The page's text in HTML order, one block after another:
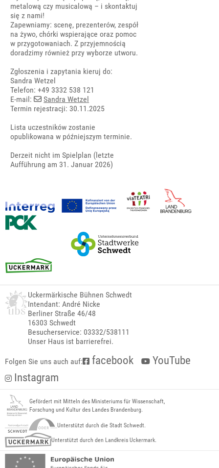
metalową czy musicalową – i skontaktuj
się z nami!
Zapewniamy: scenę, prezenterów, zespół
na żywo, chórki wspierające oraz pomoc
w przygotowaniach. Z przyjemnością
doradzimy również przy wyborze utworu.
Zgłoszenia i zapytania kieruj do:
Sandra Wetzel
Telefon: +49 3332 538 121
E-mail:
Sandra Wetzel
Termin rejestracji: 30.11.2025
Lista uczestników zostanie
opublikowana w późniejszym terminie.
Derzeit nicht im Spielplan (letzte
Aufführung am 31. Januar 2026)
Uckermärkische Bühnen Schwedt
Intendant: André Nicke
Berliner Straße 46/48
16303 Schwedt
Besucherservice: 03332/538111
Unser Haus ist barrierefrei.
Folgen Sie uns auch auf: facebook
YouTube
Instagram
Gefördert mit Mitteln des Ministeriums für Wissenschaft,
Forschung und Kultur des Landes Brandenburg.
Unterstützt durch die Stadt Schwedt.
Unterstützt durch den Landkreis Uckermark.